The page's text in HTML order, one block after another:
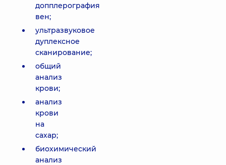
допплерография
вен;
ультразвуковое
дуплексное
сканирование;
общий
анализ
крови;
анализ
крови
на
сахар;
биохимический
анализ